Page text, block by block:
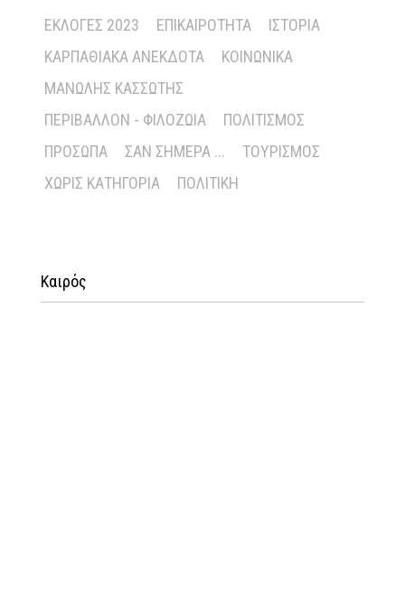
ΕΚΛΟΓΈΣ 2023
ΕΠΙΚΑΙΡΌΤΗΤΑ
ΙΣΤΟΡΊΑ
ΚΑΡΠΑΘΙΑΚΆ ΑΝΈΚΔΟΤΑ
ΚΟΙΝΩΝΙΚΆ
ΜΑΝΏΛΗΣ ΚΑΣΣΏΤΗΣ
ΠΕΡΙΒΆΛΛΟΝ - ΦΙΛΟΖΩΊΑ
ΠΟΛΙΤΙΣΜΌΣ
ΠΡΌΣΩΠΑ
ΣΑΝ ΣΉΜΕΡΑ ...
ΤΟΥΡΙΣΜΌΣ
ΧΩΡΊΣ ΚΑΤΗΓΟΡΊΑ
ΠΟΛΙΤΙΚΉ
Καιρός